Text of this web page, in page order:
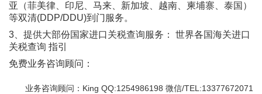
亚（菲美律、印尼、马来、新加坡、越南、柬埔寨、泰国）
等双清(DDP/DDU)到门服务。
3、提供大部份国家进口关税查询服务： 世界各国海关进口
关税查询 指引
免费业务咨询顾问：
业务咨询顾问：King QQ:1254986198 微信/TEL:13377672071